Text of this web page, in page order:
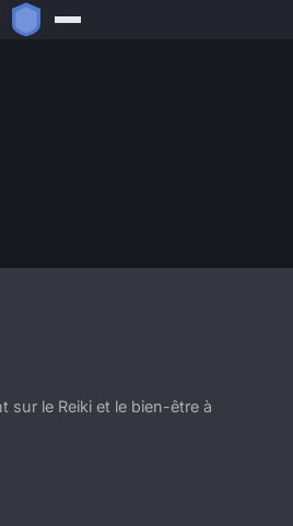
sur le Reiki et le bien-être à